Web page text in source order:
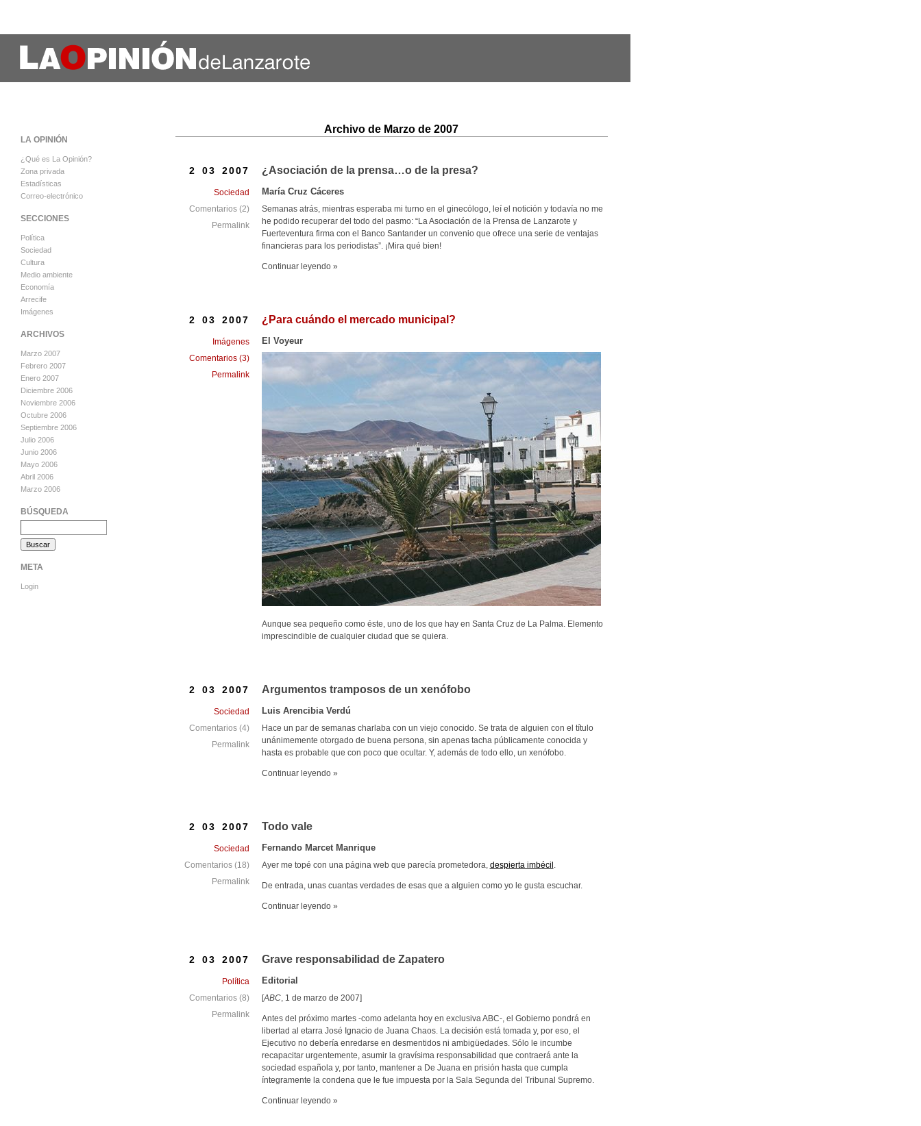
Archivo de Marzo de 2007
¿Asociación de la prensa…o de la presa?
María Cruz Cáceres
Semanas atrás, mientras esperaba mi turno en el ginecólogo, leí el notición y todavía no me
he podido recuperar del todo del pasmo: “La Asociación de la Prensa de Lanzarote y
Fuerteventura firma con el Banco Santander un convenio que ofrece una serie de ventajas
financieras para los periodistas”. ¡Mira qué bien!
Continuar leyendo »
2 03 2007
Sociedad
Comentarios (2)
Permalink
¿Para cuándo el mercado municipal?
El Voyeur
Aunque sea pequeño como éste, uno de los que hay en Santa Cruz de La Palma. Elemento
imprescindible de cualquier ciudad que se quiera.
2 03 2007
Imágenes
Comentarios (3)
Permalink
Argumentos tramposos de un xenófobo
Luis Arencibia Verdú
Hace un par de semanas charlaba con un viejo conocido. Se trata de alguien con el título
unánimemente otorgado de buena persona, sin apenas tacha públicamente conocida y
hasta es probable que con poco que ocultar. Y, además de todo ello, un xenófobo.
Continuar leyendo »
2 03 2007
Sociedad
Comentarios (4)
Permalink
Todo vale
Fernando Marcet Manrique
Ayer me topé con una página web que parecía prometedora, despierta imbécil
De entrada, unas cuantas verdades de esas que a alguien como yo le gusta escuchar.
Continuar leyendo »
2 03 2007
Sociedad
Comentarios (18)
Permalink
Grave responsabilidad de Zapatero
Editorial
[ABC, 1 de marzo de 2007]
Antes del próximo martes -como adelanta hoy en exclusiva ABC-, el Gobierno pondrá en
libertad al etarra José Ignacio de Juana Chaos. La decisión está tomada y, por eso, el
Ejecutivo no debería enredarse en desmentidos ni ambigüedades. Sólo le incumbe
recapacitar urgentemente, asumir la gravísima responsabilidad que contraerá ante la
sociedad española y, por tanto, mantener a De Juana en prisión hasta que cumpla
íntegramente la condena que le fue impuesta por la Sala Segunda del Tribunal Supremo.
Continuar leyendo »
2 03 2007
Política
Comentarios (8)
Permalink
LA OPINIÓN
¿Qué es La Opinión?
Zona privada
Estadísticas
Correo-electrónico
SECCIONES
Política
Sociedad
Cultura
Medio ambiente
Economía
Arrecife
Imágenes
ARCHIVOS
Marzo 2007
Febrero 2007
Enero 2007
Diciembre 2006
Noviembre 2006
Octubre 2006
Septiembre 2006
Julio 2006
Junio 2006
Mayo 2006
Abril 2006
Marzo 2006
BÚSQUEDA
META
Login